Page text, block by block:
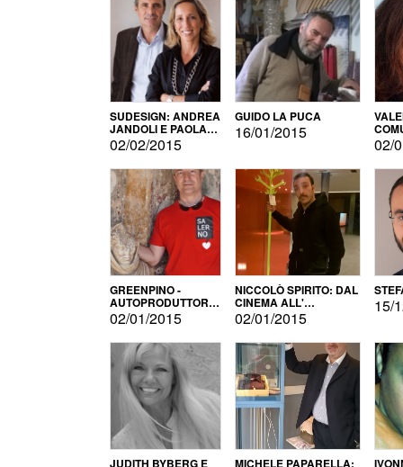
SUDESIGN: ANDREA
JANDOLI E PAOLA
PISAPIA
02/02/2015
GUIDO LA PUCA
16/01/2015
02/
GREENPINO -
AUTOPRODUTTORE
PER AMORE
02/01/2015
NICCOLÒ SPIRITO: DAL
CINEMA ALL'
AUTOPRODUZIONE
02/01/2015
15/
JUDITH BYBERG E MICHELE PAPARELLA: